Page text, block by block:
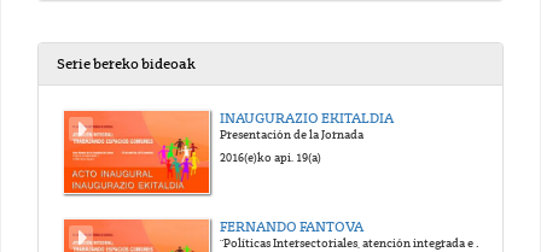
Serie bereko bideoak
INAUGURAZIO EKITALDIA
Presentación de la Jornada
2016(e)ko api. 19(a)
FERNANDO FANTOVA
"Políticas Intersectoriales, atención integrada e intervención social"